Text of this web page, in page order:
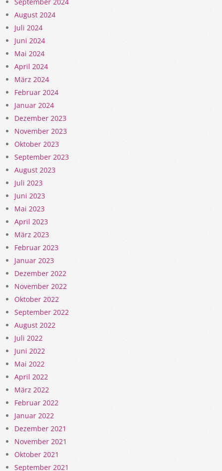
September 2024
August 2024
Juli 2024
Juni 2024
Mai 2024
April 2024
März 2024
Februar 2024
Januar 2024
Dezember 2023
November 2023
Oktober 2023
September 2023
August 2023
Juli 2023
Juni 2023
Mai 2023
April 2023
März 2023
Februar 2023
Januar 2023
Dezember 2022
November 2022
Oktober 2022
September 2022
August 2022
Juli 2022
Juni 2022
Mai 2022
April 2022
März 2022
Februar 2022
Januar 2022
Dezember 2021
November 2021
Oktober 2021
September 2021